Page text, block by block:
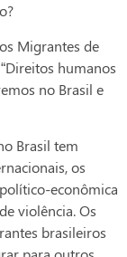
Migrantes de
humanos
no Brasil e
Brasil tem
os
econômica
violência. Os
brasileiros